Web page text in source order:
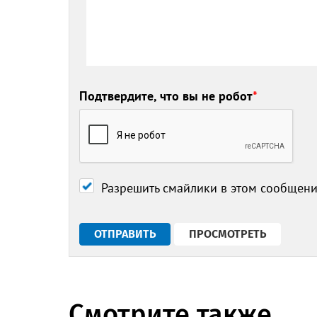
Подтвердите, что вы не робот*
Разрешить смайлики в этом